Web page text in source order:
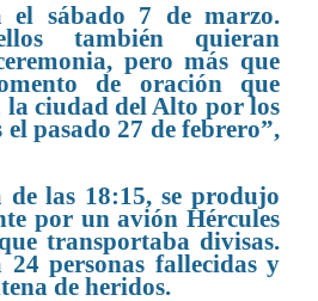
el sábado 7 de marzo.
también quieran
pero más que
de oración que
la ciudad del Alto por los
el pasado 27 de febrero”,
de las 18:15, se produjo
por un avión Hércules
transportaba divisas.
personas fallecidas y
de heridos.